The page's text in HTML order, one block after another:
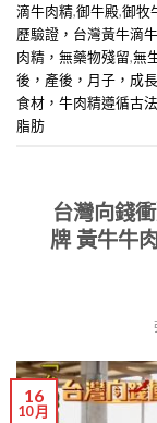
滴牛肉精,御牛殿,御牧
歷驗證，台灣黃牛滴
肉精，無藥物殘留,無
後，產後，月子，成
食材，牛肉精遵循古
脂肪
台灣向錢
牌 黃牛牛
16
10 月